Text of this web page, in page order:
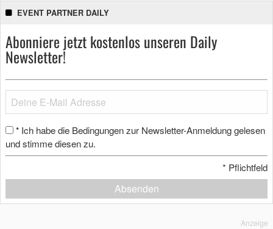
EVENT PARTNER DAILY
Abonniere jetzt kostenlos unseren Daily
Newsletter!
* Ich habe die Bedingungen zur Newsletter-Anmeldung gelesen
und stimme diesen zu.
* Pflichtfeld
Absenden
Anzeige